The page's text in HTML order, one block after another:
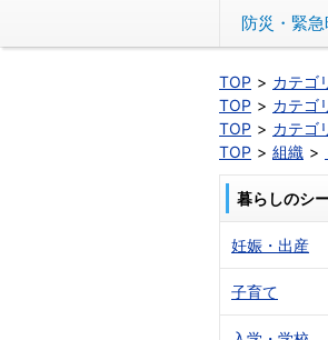
防災・緊
TOP カテゴ
TOP
カテゴ
TOP
カテゴ
TOP
組織
暮らしのシ
妊娠・出産
子育て